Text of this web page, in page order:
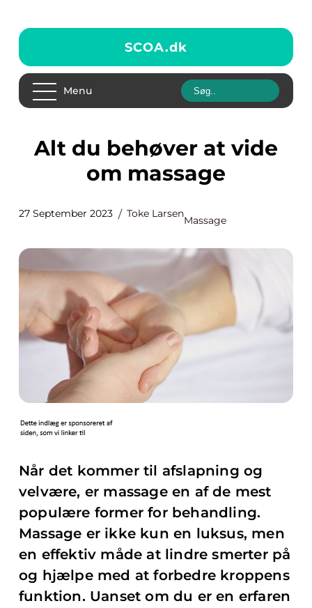
SCOA.dk
Menu
Alt du behøver at vide
om massage
27 September 2023 Toke Larsen
Massage
Når det kommer til afslapning og
velvære, er massage en af de mest
populære former for behandling.
Massage er ikke kun en luksus, men
en effektiv måde at lindre smerter på
og hjælpe med at forbedre kroppens
funktion. Uanset om du er en erfaren